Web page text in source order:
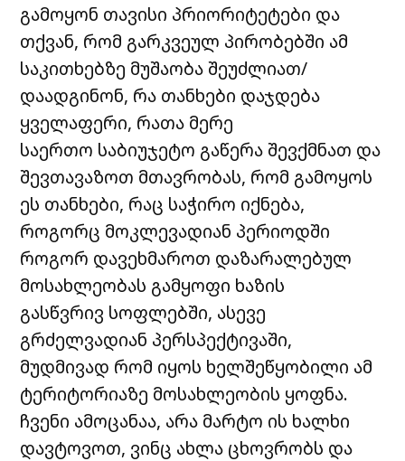
გამოყონ თავისი პრიორიტეტები და
თქვან, რომ გარკვეულ პირობებში ამ
საკითხებზე მუშაობა შეუძლიათ/
დაადგინონ, რა თანხები დაჯდება
ყველაფერი, რათა მერე
საერთო საბიუჯეტო გაწერა შევქმნათ და
შევთავაზოთ მთავრობას, რომ გამოყოს
ეს თანხები, რაც საჭირო იქნება,
როგორც მოკლევადიან პერიოდში
როგორ დავეხმაროთ დაზარალებულ
მოსახლეობას გამყოფი ხაზის
გასწვრივ სოფლებში, ასევე
გრძელვადიან პერსპექტივაში,
მუდმივად რომ იყოს ხელშეწყობილი ამ
ტერიტორიაზე მოსახლეობის ყოფნა.
ჩვენი ამოცანაა, არა მარტო ის ხალხი
დავტოვოთ, ვინც ახლა ცხოვრობს და